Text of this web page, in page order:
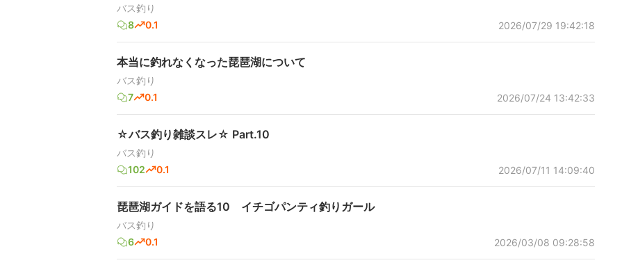
バス釣り
8
0.1 2026/07/29 19:42:18
本当に釣れなくなった琵琶湖について
バス釣り
7
0.1 2026/07/24 13:42:33
☆バス釣り雑談スレ☆ Part.10
バス釣り
102
0.1 2026/07/11 14:09:40
琵琶湖ガイドを語る10 イチゴパンティ釣りガール
バス釣り
6
0.1 2026/03/08 09:28:58